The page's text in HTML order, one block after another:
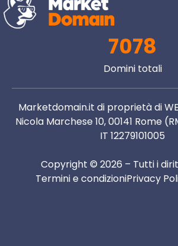
7078
Domini totali
Marketdomain.it di proprietà di
Nicola Marchese 10, 00141 Rome
IT 12279101005
Copyright © 2026 – Tutti i
Termini e condizioniPrivacy